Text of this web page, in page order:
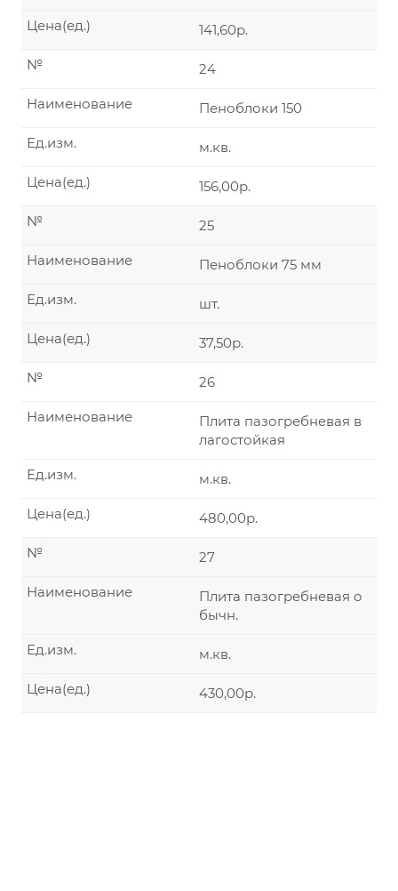
141,60р.
Цена(ед.)
24
№
Пеноблоки 150
Наименование
м.кв.
Ед.изм.
156,00р.
Цена(ед.)
25
№
Пеноблоки 75 мм
Наименование
шт.
Ед.изм.
37,50р.
Цена(ед.)
26
№
Плита пазогребневая в
лагостойкая
Наименование
м.кв.
Ед.изм.
480,00р.
Цена(ед.)
27
№
Плита пазогребневая о
бычн.
Наименование
м.кв.
Ед.изм.
430,00р.
Цена(ед.)